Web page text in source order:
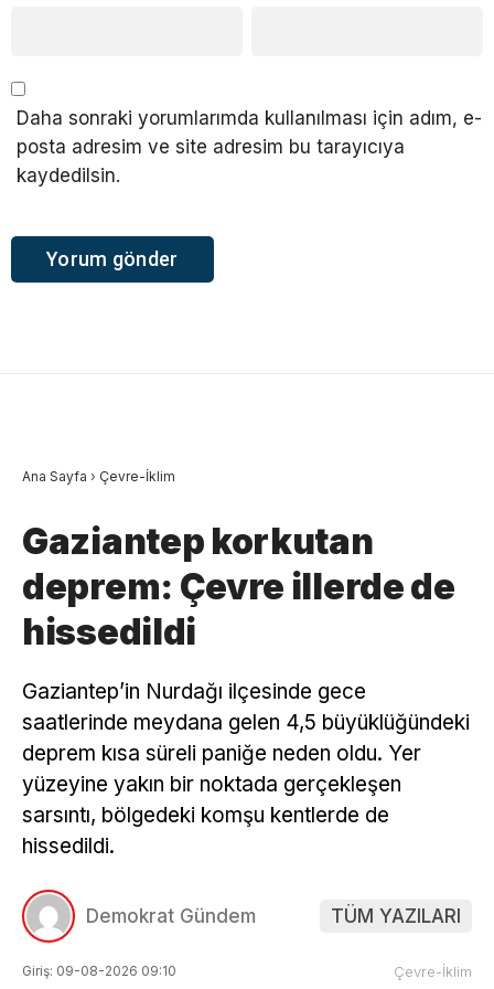
Daha sonraki yorumlarımda kullanılması için adım, e-
posta adresim ve site adresim bu tarayıcıya
kaydedilsin.
Ana Sayfa › Çevre-İklim
Gaziantep korkutan
deprem: Çevre illerde de
hissedildi
Gaziantep’in Nurdağı ilçesinde gece
saatlerinde meydana gelen 4,5 büyüklüğündeki
deprem kısa süreli paniğe neden oldu. Yer
yüzeyine yakın bir noktada gerçekleşen
sarsıntı, bölgedeki komşu kentlerde de
hissedildi.
Demokrat Gündem TÜM YAZILARI
Giriş: 09-08-2026 09:10
Çevre-İklim